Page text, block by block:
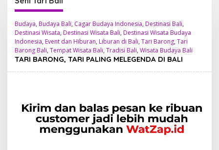
Budaya, Budaya Bali, Cagar Budaya Indonesia, Destinasi Bali,
Destinasi Wisata, Destinasi Wisata Bali, Destinasi Wisata Budaya
Indonesia, Event dan Hiburan, Liburan di Bali, Tari Barong, Tari
Barong Bali, Tempat Wisata Bali, Tradisi Bali, Wisata Budaya Bali
TARI BARONG, TARI PALING MELEGENDA DI BALI